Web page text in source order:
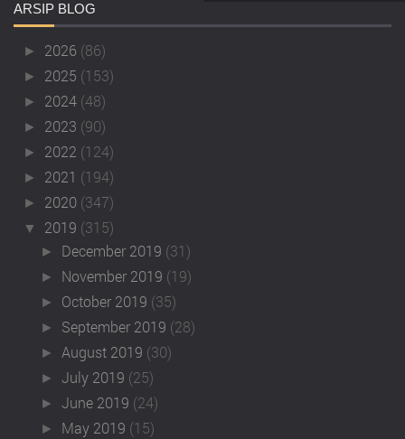
ARSIP BLOG
► 2026 (86)
► 2025 (153)
► 2024 (48)
► 2023 (90)
► 2022 (124)
► 2021 (194)
► 2020 (347)
▼ 2019 (315)
► December 2019 (31)
► November 2019 (19)
► October 2019 (35)
► September 2019 (28)
►August 2019 (30)
►July 2019 (25)
►June 2019 (24)
► May 2019 (15)